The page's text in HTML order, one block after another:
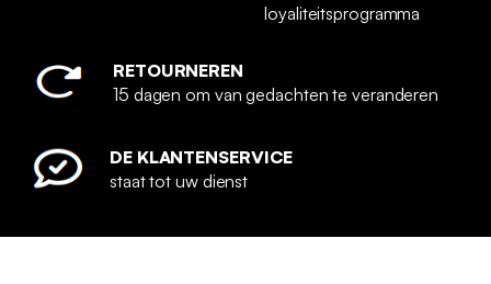
loyaliteitsprogramma
RETOURNEREN
15 dagen om van gedachten te veranderen
DE KLANTENSERVICE
staat tot uw dienst